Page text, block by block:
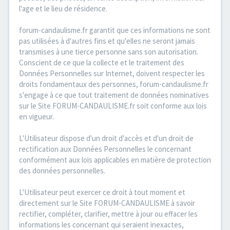
l'age et le lieu de résidence.
forum-candaulisme.fr garantit que ces informations ne sont
pas utilisées à d'autres fins et qu'elles ne seront jamais
transmises à une tierce personne sans son autorisation.
Conscient de ce que la collecte et le traitement des
Données Personnelles sur Internet, doivent respecter les
droits fondamentaux des personnes, forum-candaulisme.fr
s'engage à ce que tout traitement de données nominatives
sur le Site FORUM-CANDAULISME.fr soit conforme aux lois
en vigueur.
L'Utilisateur dispose d'un droit d'accès et d'un droit de
rectification aux Données Personnelles le concernant
conformément aux lois applicables en matière de protection
des données personnelles.
L'Utilisateur peut exercer ce droit à tout moment et
directement sur le Site FORUM-CANDAULISME à savoir
rectifier, compléter, clarifier, mettre à jour ou effacer les
informations les concernant qui seraient inexactes,